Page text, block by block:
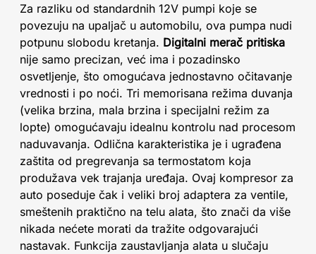
Za razliku od standardnih 12V pumpi koje se
povezuju na upaljač u automobilu, ova pumpa nudi
potpunu slobodu kretanja. Digitalni merač pritiska
nije samo precizan, već ima i pozadinsko
osvetljenje, što omogućava jednostavno očitavanje
vrednosti i po noći. Tri memorisana režima duvanja
(velika brzina, mala brzina i specijalni režim za
lopte) omogućavaju idealnu kontrolu nad procesom
naduvavanja. Odlična karakteristika je i ugrađena
zaštita od pregrevanja sa termostatom koja
produžava vek trajanja uređaja. Ovaj kompresor za
auto poseduje čak i veliki broj adaptera za ventile,
smeštenih praktično na telu alata, što znači da više
nikada nećete morati da tražite odgovarajući
nastavak. Funkcija zaustavljanja alata u slučaju